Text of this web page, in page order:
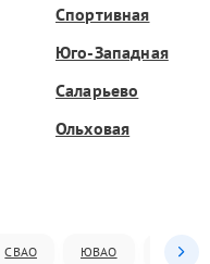
Спортивная
Юго-Западная
Саларьево
Ольховая
СВАО ЮВАО ЮАО